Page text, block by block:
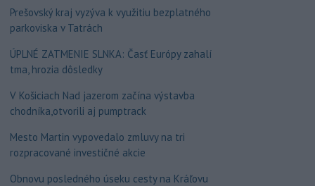
Prešovský kraj vyzýva k využitiu bezplatného
parkoviska v Tatrách
ÚPLNÉ ZATMENIE SLNKA: Časť Európy zahalí
tma, hrozia dôsledky
V Košiciach Nad jazerom začína výstavba
chodníka,otvorili aj pumptrack
Mesto Martin vypovedalo zmluvy na tri
rozpracované investičné akcie
Obnovu posledného úseku cesty na Kráľovu